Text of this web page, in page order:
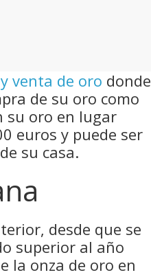
venta de oro donde
de su oro como
su oro en lugar
euros y puede ser
su casa.
desde que se
superior al año
la onza de oro en